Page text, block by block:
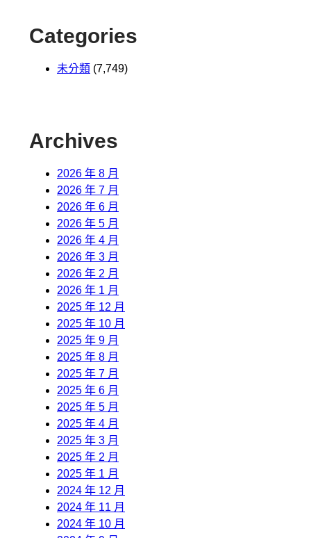
Categories
未分類 (7,749)
Archives
2026 年 8 月
2026 年 7 月
2026 年 6 月
2026 年 5 月
2026 年 4 月
2026 年 3 月
2026 年 2 月
2026 年 1 月
2025 年 12 月
2025 年 10 月
2025 年 9 月
2025 年 8 月
2025 年 7 月
2025 年 6 月
2025 年 5 月
2025 年 4 月
2025 年 3 月
2025 年 2 月
2025 年 1 月
2024 年 12 月
2024 年 11 月
2024 年 10 月